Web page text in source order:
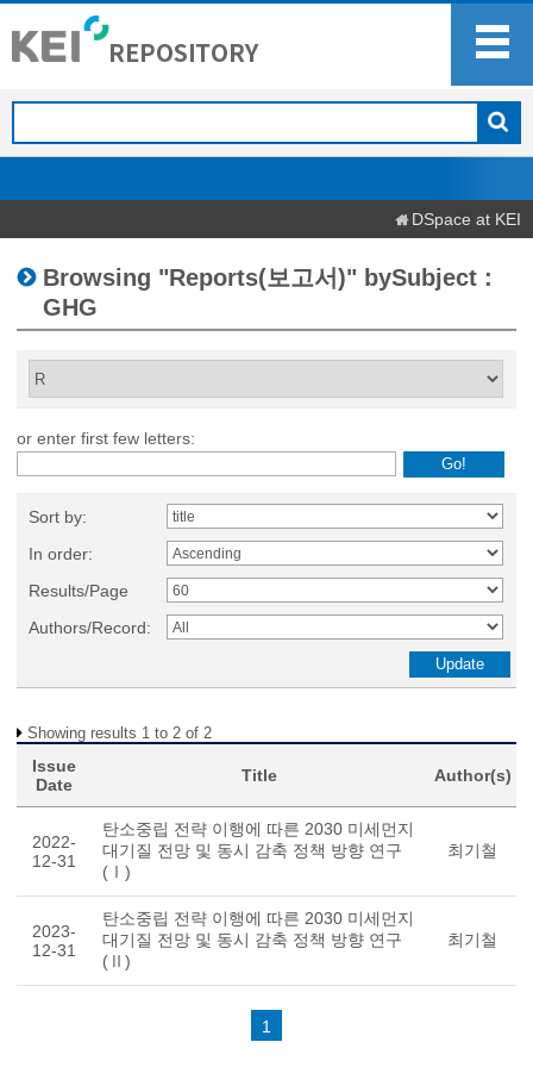
DSpace at KEI
Browsing "Reports(보고서)" bySubject :
GHG
or enter first few letters:
Sort by:
In order:
Results/Page
Authors/Record:
Showing results 1 to 2 of 2
Issue
Date
Title Author(s)
2022-
12-31
탄소중립 전략 이행에 따른 2030 미세먼지
대기질 전망 및 동시 감축 정책 방향 연구
(Ⅰ)
최기철
2023-
12-31
탄소중립 전략 이행에 따른 2030 미세먼지
대기질 전망 및 동시 감축 정책 방향 연구
(Ⅱ)
최기철
1